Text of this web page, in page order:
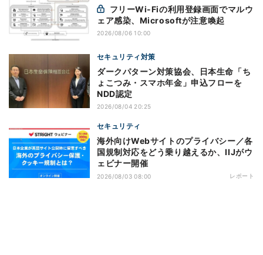
ェア感染、Microsoftが注意喚起
2026/08/06 10:00
セキュリティ対策
ダークパターン対策協会、日本生命「ち
ょこつみ・スマホ年金」申込フローを
NDD認定
2026/08/04 20:25
セキュリティ
海外向けWebサイトのプライバシー／各
国規制対応をどう乗り越えるか、IIJがウ
ェビナー開催
2026/08/03 08:00 レポート